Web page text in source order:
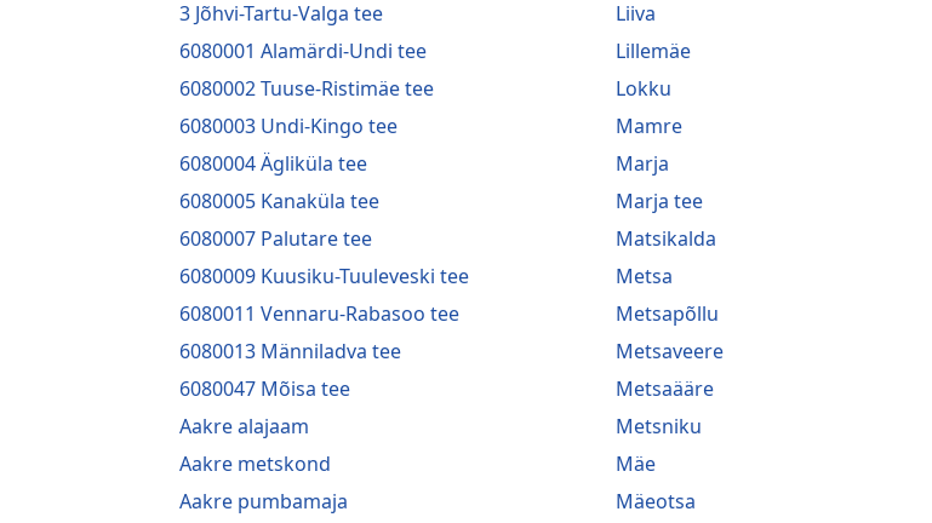
3 Jõhvi-Tartu-Valga tee
6080001 Alamärdi-Undi tee
6080002 Tuuse-Ristimäe tee
6080003 Undi-Kingo tee
6080004 Ägliküla tee
6080005 Kanaküla tee
6080007 Palutare tee
6080009 Kuusiku-Tuuleveski tee
6080011 Vennaru-Rabasoo tee
6080013 Männiladva tee
6080047 Mõisa tee
Aakre alajaam
Aakre metskond
Aakre pumbamaja
Liiva
Lillemäe
Lokku
Mamre
Marja
Marja tee
Matsikalda
Metsa
Metsapõllu
Metsaveere
Metsaääre
Metsniku
Mäe
Mäeotsa